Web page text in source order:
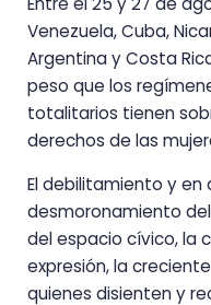
Venezuela, Cuba,
Argentina y Costa
peso que los
totalitarios tienen
derechos de las
El debilitamiento y
desmoronamiento
del espacio cívico, la
expresión, la
quienes disienten y